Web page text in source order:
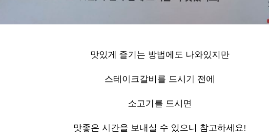
맛있게 즐기는 방법에도 나와있지만
스테이크갈비를 드시기 전에
소고기를 드시면
맛좋은 시간을 보내실 수 있으니 참고하세요 !